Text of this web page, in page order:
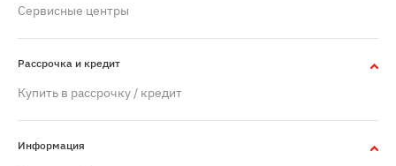
Сервисные центры
Рассрочка и кредит
Купить в рассрочку / кредит
Информация